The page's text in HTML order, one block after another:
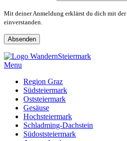
Mit deiner Anmeldung erklärst du dich mit der
einverstanden.
Skip
to
Menu
Region Graz
Südsteiermark
Oststeiermark
Gesäuse
Hochsteiermark
Schladming-Dachstein
Südoststeiermark